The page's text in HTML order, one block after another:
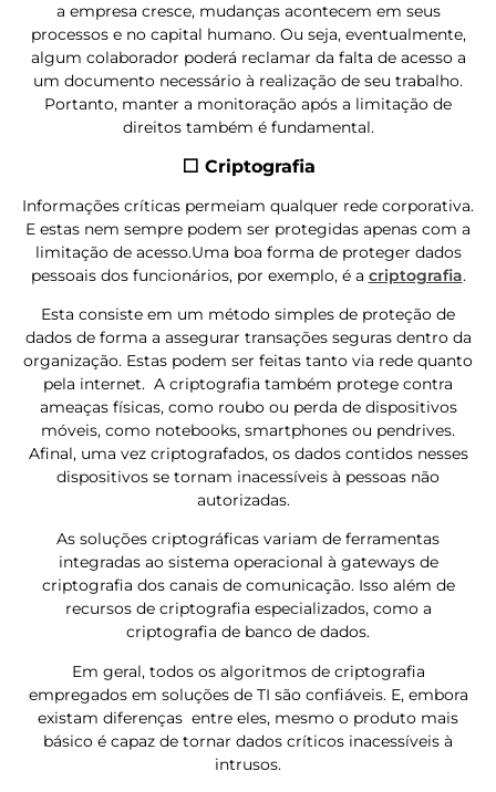
a empresa cresce, mudanças acontecem em seus
processos e no capital humano. Ou seja, eventualmente,
algum colaborador poderá reclamar da falta de acesso a
um documento necessário à realização de seu trabalho.
Portanto, manter a monitoração após a limitação de
direitos também é fundamental.
⬜ Criptografia
Informações críticas permeiam qualquer rede corporativa.
E estas nem sempre podem ser protegidas apenas com a
limitação de acesso.Uma boa forma de proteger dados
pessoais dos funcionários, por exemplo, é a criptografia.
Esta consiste em um método simples de proteção de
dados de forma a assegurar transações seguras dentro da
organização. Estas podem ser feitas tanto via rede quanto
pela internet. A criptografia também protege contra
ameaças físicas, como roubo ou perda de dispositivos
móveis, como notebooks, smartphones ou pendrives.
Afinal, uma vez criptografados, os dados contidos nesses
dispositivos se tornam inacessíveis à pessoas não
autorizadas.
As soluções criptográficas variam de ferramentas
integradas ao sistema operacional à gateways de
criptografia dos canais de comunicação. Isso além de
recursos de criptografia especializados, como a
criptografia de banco de dados.
Em geral, todos os algoritmos de criptografia
empregados em soluções de TI são confiáveis. E, embora
existam diferenças entre eles, mesmo o produto mais
básico é capaz de tornar dados críticos inacessíveis à
intrusos.